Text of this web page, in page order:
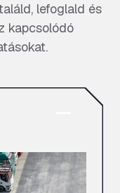
lefoglald és
kapcsolódó